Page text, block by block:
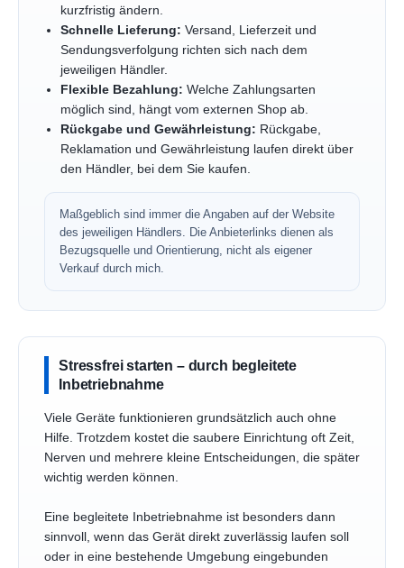
kurzfristig ändern.
Schnelle Lieferung: Versand, Lieferzeit und
Sendungsverfolgung richten sich nach dem
jeweiligen Händler.
Flexible Bezahlung: Welche Zahlungsarten
möglich sind, hängt vom externen Shop ab.
Rückgabe und Gewährleistung: Rückgabe,
Reklamation und Gewährleistung laufen direkt über
den Händler, bei dem Sie kaufen.
Maßgeblich sind immer die Angaben auf der Website
des jeweiligen Händlers. Die Anbieterlinks dienen als
Bezugsquelle und Orientierung, nicht als eigener
Verkauf durch mich.
Stressfrei starten – durch begleitete
Inbetriebnahme
Viele Geräte funktionieren grundsätzlich auch ohne
Hilfe. Trotzdem kostet die saubere Einrichtung oft Zeit,
Nerven und mehrere kleine Entscheidungen, die später
wichtig werden können.
Eine begleitete Inbetriebnahme ist besonders dann
sinnvoll, wenn das Gerät direkt zuverlässig laufen soll
oder in eine bestehende Umgebung eingebunden